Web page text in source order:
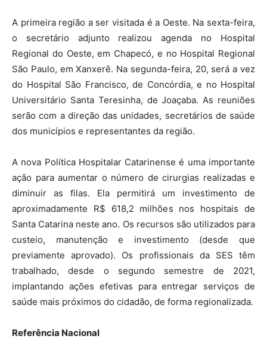
A primeira região a ser visitada é a Oeste. Na sexta-feira,
o secretário adjunto realizou agenda no Hospital
Regional do Oeste, em Chapecó, e no Hospital Regional
São Paulo, em Xanxerê. Na segunda-feira, 20, será a vez
do Hospital São Francisco, de Concórdia, e no Hospital
Universitário Santa Teresinha, de Joaçaba. As reuniões
serão com a direção das unidades, secretários de saúde
dos municípios e representantes da região.
A nova Política Hospitalar Catarinense é uma importante
ação para aumentar o número de cirurgias realizadas e
diminuir as filas. Ela permitirá um investimento de
aproximadamente R$ 618,2 milhões nos hospitais de
Santa Catarina neste ano. Os recursos são utilizados para
custeio, manutenção e investimento (desde que
previamente aprovado). Os profissionais da SES têm
trabalhado, desde o segundo semestre de 2021,
implantando ações efetivas para entregar serviços de
saúde mais próximos do cidadão, de forma regionalizada.
Referência Nacional